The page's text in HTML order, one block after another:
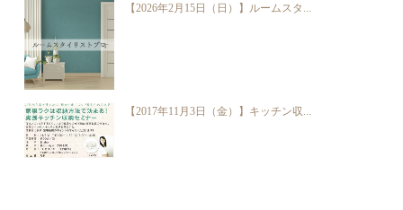
【2026年2月15日（日）】ルームスタ...
【2017年11月3日（金）】キッチン収...